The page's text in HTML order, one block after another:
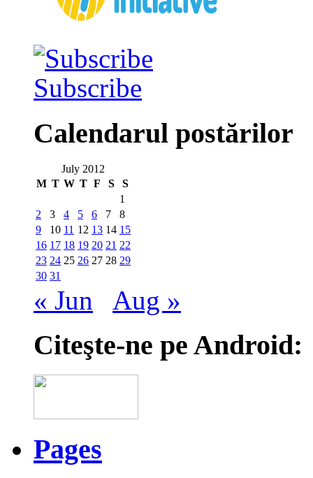
Subscribe
Calendarul postărilor
July 2012
M T W T F S
S
1
2
3 4 5 6 7
8
9
10 11 12 13 14 15
16 17 18 19 20 21 22
23 24 25 26 27 28 29
30 31
« Jun Aug »
Citeşte-ne pe Android:
Pages